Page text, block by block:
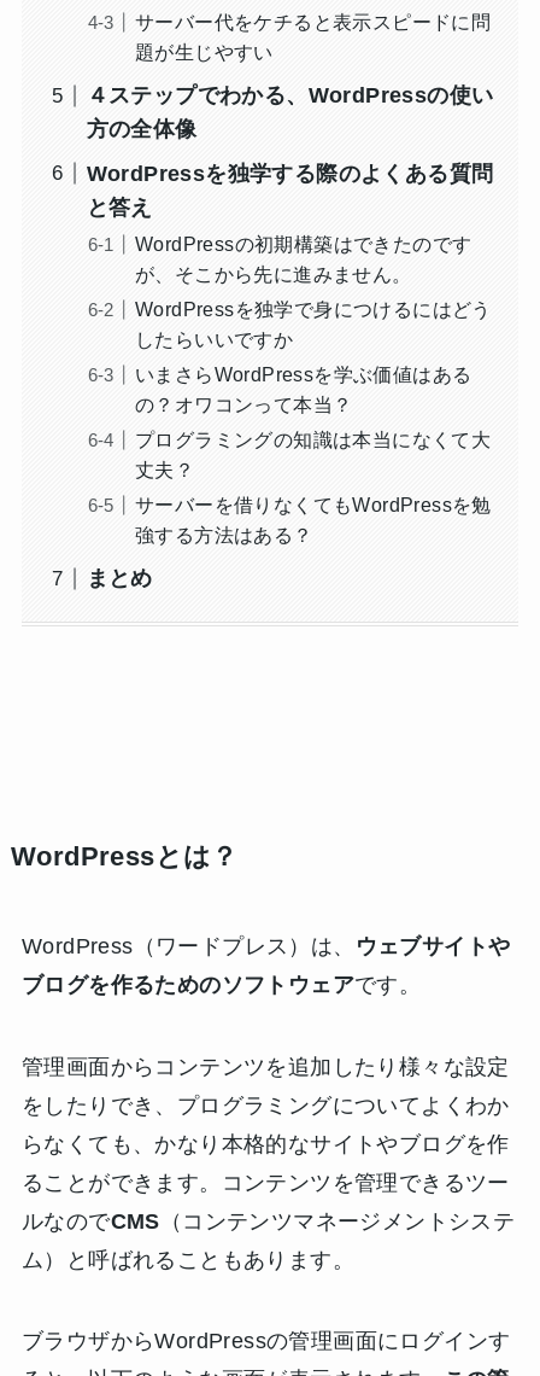
サーバー代をケチると表示スピードに問
題が生じやすい
４ステップでわかる、WordPressの使い
方の全体像
WordPressを独学する際のよくある質問
と答え
WordPressの初期構築はできたのです
が、そこから先に進みません。
WordPressを独学で身につけるにはどう
したらいいですか
いまさらWordPressを学ぶ価値はある
の？オワコンって本当？
プログラミングの知識は本当になくて大
丈夫？
サーバーを借りなくてもWordPressを勉
強する方法はある？
まとめ
WordPressとは？
WordPress（ワードプレス）は、
ウェブサイトや
ブログを作るためのソフトウェアです。
管理画面からコンテンツを追加したり様々な設定
をしたりでき、プログラミングについてよくわか
らなくても、かなり本格的なサイトやブログを作
ることができます。コンテンツを管理できるツー
ルなのでCMS （コンテンツマネージメントシステ
ム）と呼ばれることもあります。
ブラウザからWordPressの管理画面にログインす